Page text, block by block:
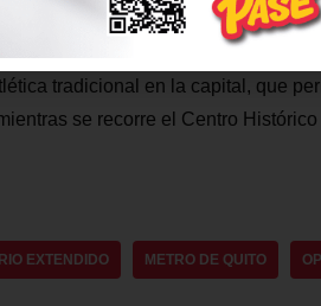
0,45 exactos.
tradicional en la capital, que
se recorre el Centro
EXTENDIDO METRO DE QUITO